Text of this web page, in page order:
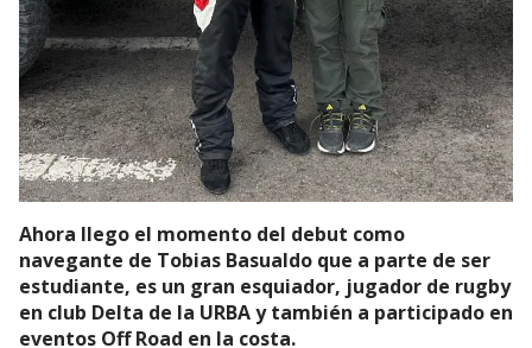
Ahora llego el momento del debut como
navegante de Tobias Basualdo que a parte de ser
estudiante, es un gran esquiador, jugador de rugby
en club Delta de la URBA y también a participado en
eventos Off Road en la costa.